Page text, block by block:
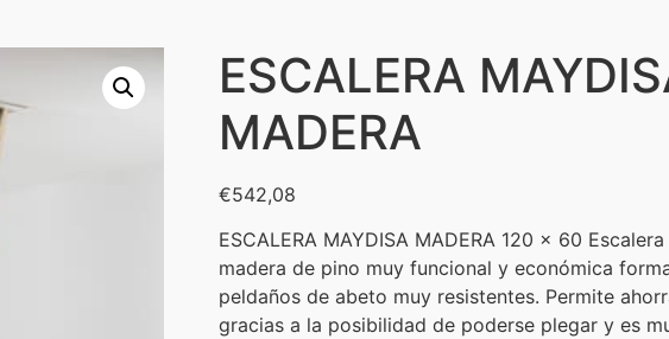
ESCALERA
MADERA
€542,08
ESCALERA MAYDISA MADERA 120 x 60
madera de pino muy funcional y económica
peldaños de abeto muy resistentes. Permite
gracias a la posibilidad de poderse plegar y es